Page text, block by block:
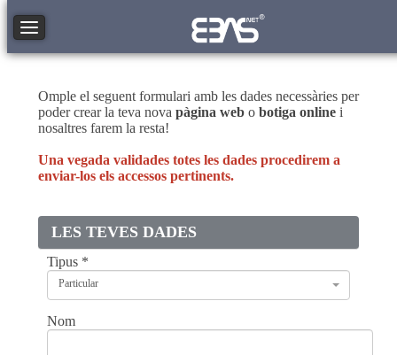
Toggle navigation
Omple el seguent formulari amb les dades necessàries per
poder crear la teva nova pàgina web o botiga online i
nosaltres farem la resta!
Una vegada validades totes les dades procedirem a
enviar-los els accessos pertinents.
LES TEVES DADES
Tipus *
Particular
Nom